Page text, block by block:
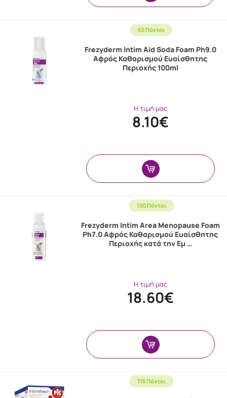
65 Πόντοι
Frezyderm Intim Aid Soda Foam Ph9.0
Αφρός Καθαρισμού Ευαίσθητης
Περιοχής 100ml
Η τιμή μας
8.10€
150 Πόντοι
Frezyderm Intim Area Menopause Foam
Ph7.0 Αφρός Καθαρισμού Ευαίσθητης
Περιοχής κατά την Εμ …
Η τιμή μας
18.60€
115 Πόντοι